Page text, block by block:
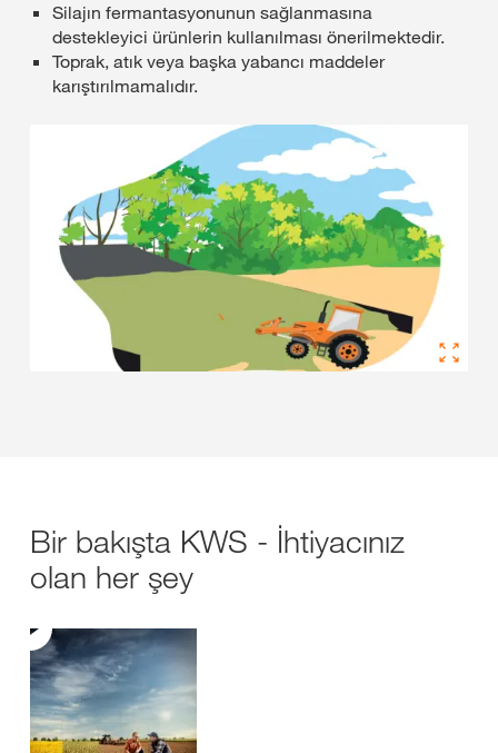
Silajın fermantasyonunun sağlanmasına
destekleyici ürünlerin kullanılması önerilmektedir.
Toprak, atık veya başka yabancı maddeler
karıştırılmamalıdır.
Bir bakışta KWS - İhtiyacınız
olan her şey